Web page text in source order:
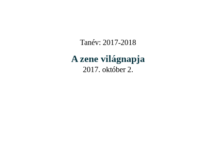
Tanév: 2017-2018
A zene világnapja
2017. október 2.